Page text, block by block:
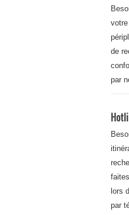
de
par
lors
par